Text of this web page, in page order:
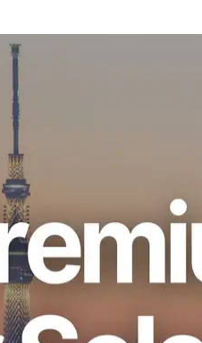
Países Baixos, CEO:
anunciar que O Ryzen
de Tóquio (TY) se esgotou. A
e espera-se retornar dentro
se aplicarão em todas as